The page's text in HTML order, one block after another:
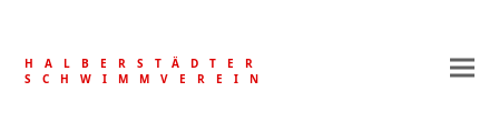
HALBERSTÄDTER
SCHWIMMVEREIN